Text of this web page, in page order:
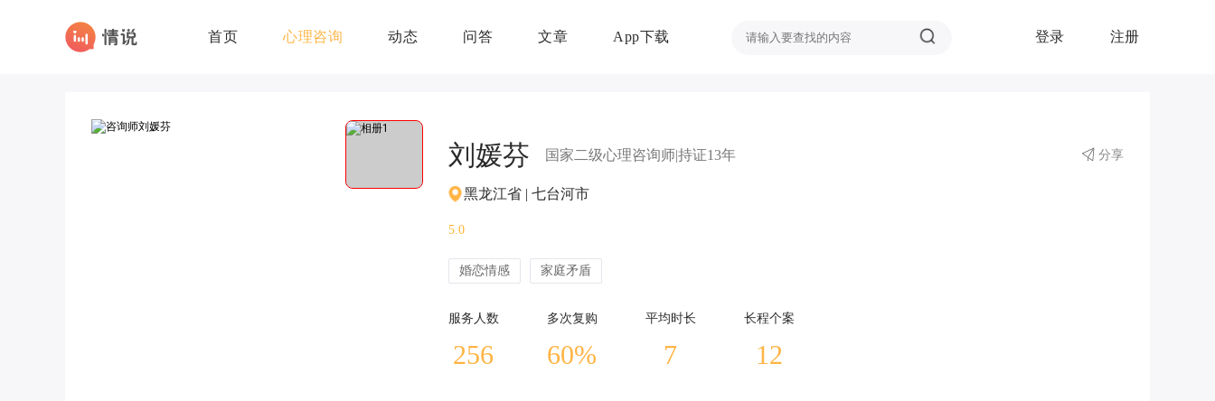
首页 心理咨询 动态 问答 文章 App下载 登录 注册
刘媛芬 国家二级心理咨询师|持证13年 分享
黑龙江省 | 七台河市
5.0
婚恋情感 家庭矛盾
服务人数
256
多次复购
60%
平均时长
7
长程个案
12